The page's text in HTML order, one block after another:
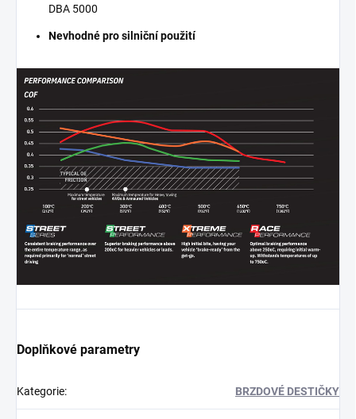
DBA 5000
Nevhodné pro silniční použití
Doplňkové parametry
Kategorie: BRZDOVÉ DESTIČKY